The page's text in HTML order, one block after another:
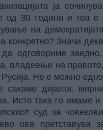
ја
од 30 години и тоа е
на
Значи
одговориме
владеење на
Русија. Не е можно
сакаме дијалог,
Исто така го имаме
суд за
ова претставува